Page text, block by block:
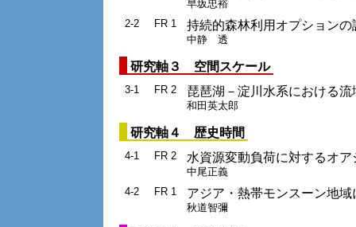
早坂忠裕
2-2
FR 1 持続的森林利用オプションの
中静 透
研究軸３ 空間スケール
3-1 FR 2 琵琶湖－淀川水系における
和田英太郎
研究軸４ 歴史時間
4-1 FR 2 水資源変動負荷に対するオ
中尾正義
4-2
FR 1 アジア・熱帯モンスーン地
秋道智彌